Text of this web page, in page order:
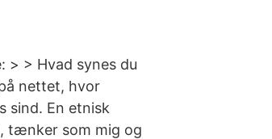
> > Hvad synes du
nettet, hvor
sind. En etnisk
tænker som mig og